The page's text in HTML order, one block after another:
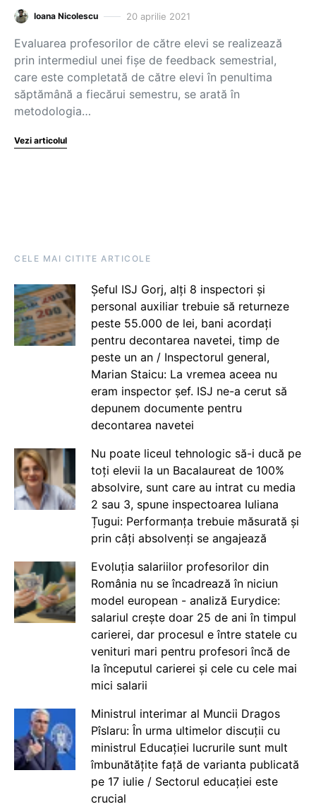
Ioana Nicolescu 20 aprilie 2021
Evaluarea profesorilor de către elevi se realizează
prin intermediul unei fișe de feedback semestrial,
care este completată de către elevi în penultima
săptămână a fiecărui semestru, se arată în
metodologia…
Vezi articolul
CELE MAI CITITE ARTICOLE
Șeful ISJ Gorj, alți 8 inspectori și
personal auxiliar trebuie să returneze
peste 55.000 de lei, bani acordați
pentru decontarea navetei, timp de
peste un an / Inspectorul general,
Marian Staicu: La vremea aceea nu
eram inspector șef. ISJ ne-a cerut să
depunem documente pentru
decontarea navetei
Nu poate liceul tehnologic să-i ducă pe
toți elevii la un Bacalaureat de 100%
absolvire, sunt care au intrat cu media
2 sau 3, spune inspectoarea Iuliana
Țugui: Performanța trebuie măsurată și
prin câți absolvenți se angajează
Evoluția salariilor profesorilor din
România nu se încadrează în niciun
model european - analiză Eurydice:
salariul crește doar 25 de ani în timpul
carierei, dar procesul e între statele cu
venituri mari pentru profesori încă de
la începutul carierei și cele cu cele mai
mici salarii
Ministrul interimar al Muncii Dragos
Pîslaru: În urma ultimelor discuții cu
ministrul Educației lucrurile sunt mult
îmbunătățite față de varianta publicată
pe 17 iulie / Sectorul educației este
crucial